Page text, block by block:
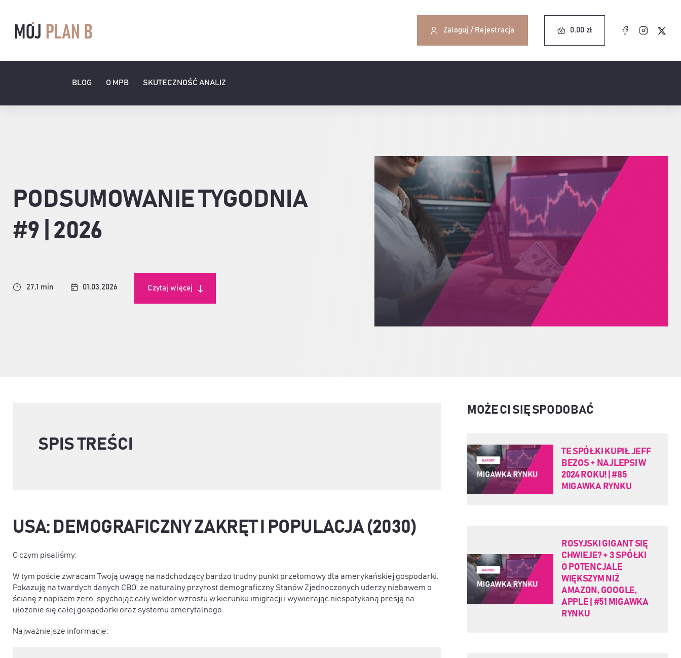
zawartości
Zaloguj / Rejestracja 0.00 zł
BLOG O MPB SKUTECZNOŚĆ ANALIZ
PODSUMOWANIE TYGODNIA
#9 | 2026
27,1 min 01.03.2026 Czytaj więcej
SPIS TREŚCI
USA: DEMOGRAFICZNY ZAKRĘT I POPULACJA (2030)
O czym pisaliśmy:
W tym poście zwracam Twoją uwagę na nadchodzący bardzo trudny punkt przełomowy dla amerykańskiej gospodarki.
Pokazuję na twardych danych CBO, że naturalny przyrost demograficzny Stanów Zjednoczonych uderzy niebawem o
ścianę z napisem zero, spychając cały wektor wzrostu w kierunku imigracji i wywierając niespotykaną presję na
ułożenie się całej gospodarki oraz systemu emerytalnego.
Najważniejsze informacje:
MOŻE CI SIĘ SPODOBAĆ
TE SPÓŁKI KUPIŁ JEFF
BEZOS + NAJLEPSI W
2024 ROKU! | #85
MIGAWKA RYNKU
ROSYJSKI GIGANT SIĘ
CHWIEJE? + 3 SPÓŁKI
O POTENCJALE
WIĘKSZYM NIŻ
AMAZON, GOOGLE,
APPLE | #51 MIGAWKA
RYNKU